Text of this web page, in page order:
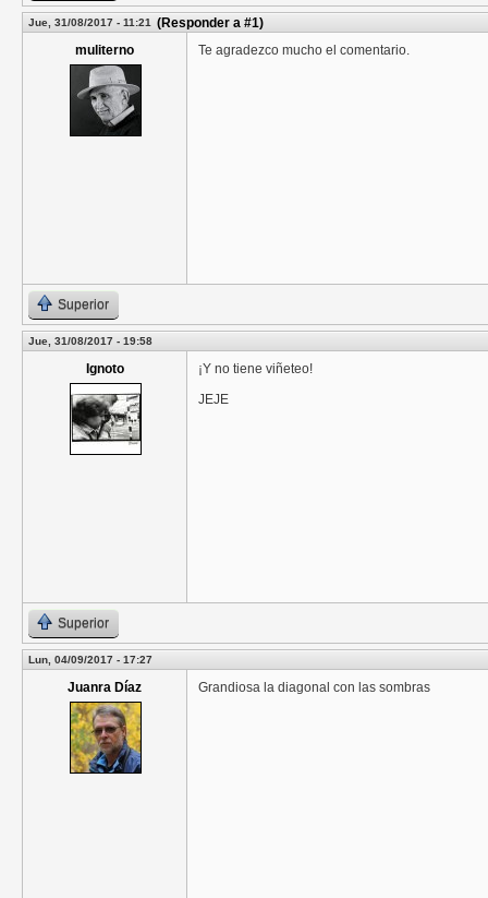
Jue, 31/08/2017 - 11:21 (Responder a #1)
muliterno
Te agradezco mucho el comentario.
Superior
Jue, 31/08/2017 - 19:58
Ignoto
¡Y no tiene viñeteo!
JEJE
Superior
Lun, 04/09/2017 - 17:27
Juanra Díaz Grandiosa la diagonal con las sombras